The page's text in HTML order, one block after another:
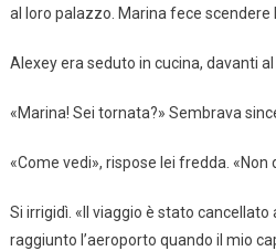
al loro palazzo. Marina fece scendere
Alexey era seduto in cucina, davanti
«Marina! Sei tornata?» Sembrava
«Come vedi», rispose lei fredda. «Non
Si irrigidì. «Il viaggio è stato
raggiunto l’aeroporto quando il mio